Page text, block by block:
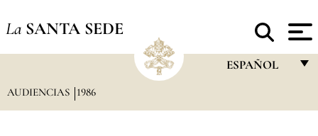
La SANTA SEDE
ESPAÑOL
AUDIENCIAS 1986